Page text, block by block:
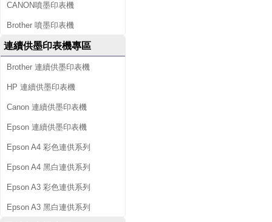
CANON噴墨印表機
Brother 噴墨印表機
連續供墨印表機專區
Brother 連續供墨印表機
HP 連續供墨印表機
Canon 連續供墨印表機
Epson 連續供墨印表機
Epson A4 彩色連供系列
Epson A4 黑白連供系列
Epson A3 彩色連供系列
Epson A3 黑白連供系列